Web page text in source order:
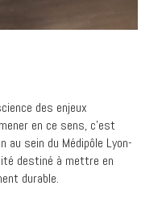
des enjeux
en ce sens, c’est
au sein du Médipôle Lyon-
destiné à mettre en
durable.